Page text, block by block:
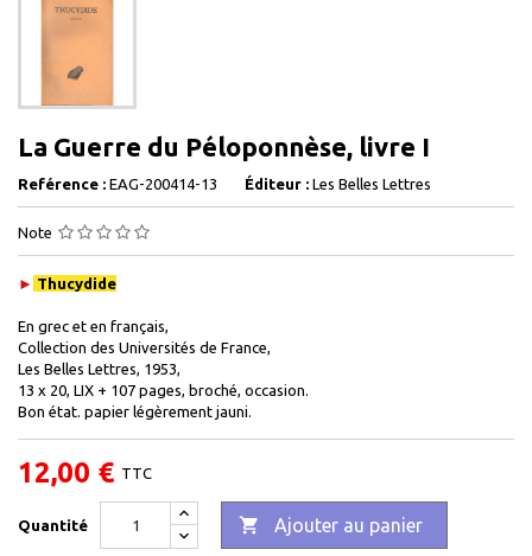
La Guerre du Péloponnèse, livre I
Reférence : EAG-200414-13 Éditeur : Les Belles Lettres
Note
► Thucydide
En grec et en français,
Collection des Universités de France,
Les Belles Lettres, 1953,
13 x 20, LIX + 107 pages, broché, occasion.
Bon état. papier légèrement jauni.
12,00 € TTC
Quantité  Ajouter au panier